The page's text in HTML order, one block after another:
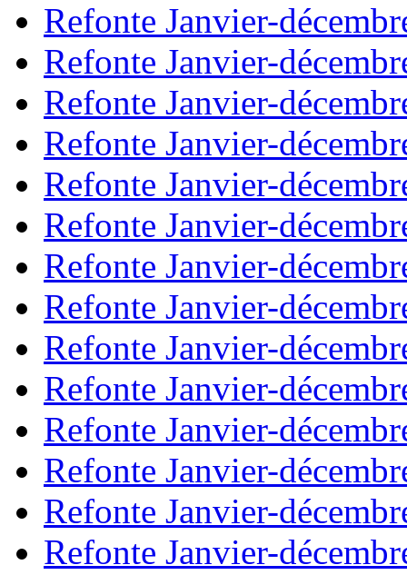
Refonte Janvier-
Refonte Janvier-
Refonte Janvier-
Refonte Janvier-
Refonte Janvier-
Refonte Janvier-
Refonte Janvier-
Refonte Janvier-
Refonte Janvier-
Refonte Janvier-
Refonte Janvier-
Refonte Janvier-
Refonte Janvier-
Refonte Janvier-